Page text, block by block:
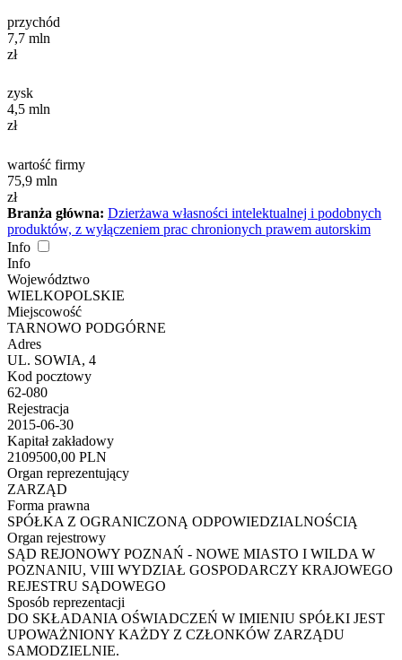
przychód
7,7 mln
zł
zysk
4,5 mln
zł
wartość firmy
75,9 mln
zł
Branża główna: Dzierżawa własności intelektualnej i podobnych
produktów, z wyłączeniem prac chronionych prawem autorskim
Info
Info
Województwo
WIELKOPOLSKIE
Miejscowość
TARNOWO PODGÓRNE
Adres
UL. SOWIA, 4
Kod pocztowy
62-080
Rejestracja
2015-06-30
Kapitał zakładowy
2109500,00 PLN
Organ reprezentujący
ZARZĄD
Forma prawna
SPÓŁKA Z OGRANICZONĄ ODPOWIEDZIALNOŚCIĄ
Organ rejestrowy
SĄD REJONOWY POZNAŃ - NOWE MIASTO I WILDA W
POZNANIU, VIII WYDZIAŁ GOSPODARCZY KRAJOWEGO
REJESTRU SĄDOWEGO
Sposób reprezentacji
DO SKŁADANIA OŚWIADCZEŃ W IMIENIU SPÓŁKI JEST
UPOWAŻNIONY KAŻDY Z CZŁONKÓW ZARZĄDU
SAMODZIELNIE.